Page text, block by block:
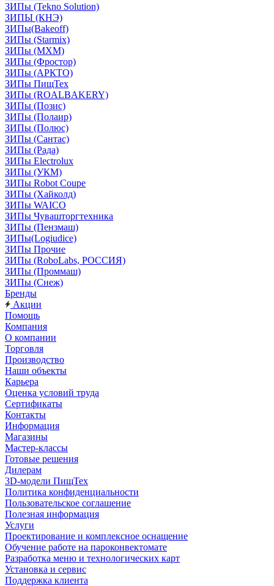
ЗИПы (Tekno Solution)
ЗИПЫ (КНЭ)
ЗИПы(Bakeoff)
ЗИПы (Starmix)
ЗИПы (МХМ)
ЗИПы (Фростор)
ЗИПы (АРКТО)
ЗИПы ПищТех
ЗИПы (ROALBAKERY)
ЗИПы (Позис)
ЗИПы (Полаир)
ЗИПы (Полюс)
ЗИПы (Сантас)
ЗИПы (Рада)
ЗИПы Electrolux
ЗИПы (УКМ)
ЗИПы Robot Coupe
ЗИПы (Хайколд)
ЗИПы WAICO
ЗИПы Чувашторгтехника
ЗИПы (Пензмаш)
ЗИПы(Logiudice)
ЗИПы Прочие
ЗИПы (RoboLabs, РОССИЯ)
ЗИПы (Проммаш)
ЗИПы (Снеж)
Бренды
Акции
Помощь
Компания
О компании
Торговля
Производство
Наши объекты
Карьера
Оценка условий труда
Сертификаты
Контакты
Информация
Магазины
Мастер-классы
Готовые решения
Дилерам
3D-модели ПищТех
Политика конфиденциальности
Пользовательское соглашение
Полезная информация
Услуги
Проектирование и комплексное оснащение
Обучение работе на пароконвектомате
Разработка меню и технологических карт
Установка и сервис
Поддержка клиента